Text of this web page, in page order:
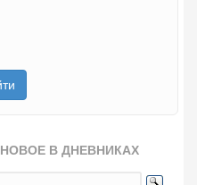
НОВОЕ В ДНЕВНИКАХ